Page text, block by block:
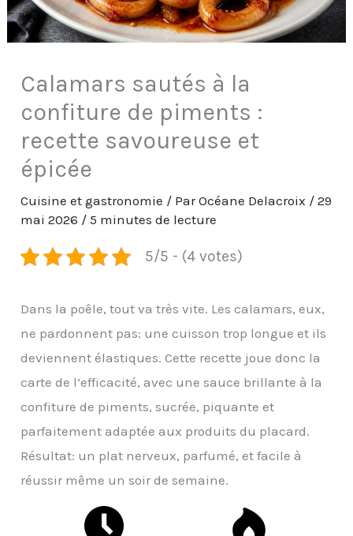
Calamars sautés à la
confiture de piments :
recette savoureuse et
épicée
Cuisine et gastronomie / ParOcéane Delacroix /29
mai 2026 /5 minutes de lecture
5/5 - (4 votes)
Dans la poêle, tout va très vite. Les calamars, eux,
ne pardonnent pas: une cuisson trop longue et ils
deviennent élastiques. Cette recette joue donc la
carte de l’efficacité, avec une sauce brillante à la
confiture de piments, sucrée, piquante et
parfaitement adaptée aux produits du placard.
Résultat: un plat nerveux, parfumé, et facile à
réussir même un soir de semaine.